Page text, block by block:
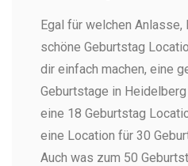
Egal für welchen
schöne Geburtstag
dir einfach machen, eine
Geburtstage in
eine 18 Geburtstag
eine Location für 30
Auch was zum 50